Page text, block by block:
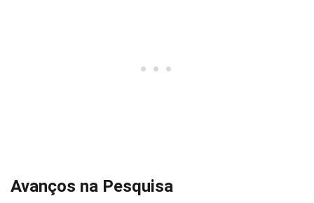
Avanços na Pesquisa